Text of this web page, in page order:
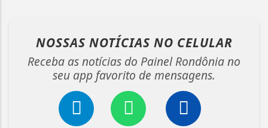
NOSSAS NOTÍCIAS NO CELULAR
Receba as notícias do Painel Rondônia no
seu app favorito de mensagens.